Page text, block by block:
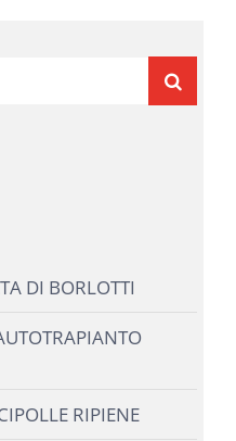
DI BORLOTTI
RIPIENE